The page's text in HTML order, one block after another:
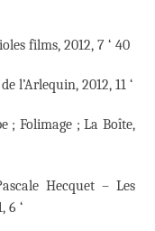
films, 2012, 7 ‘ 40
l’Arlequin, 2012, 11 ‘
; Folimage ; La Boîte,
Hecquet – Les
6 ‘